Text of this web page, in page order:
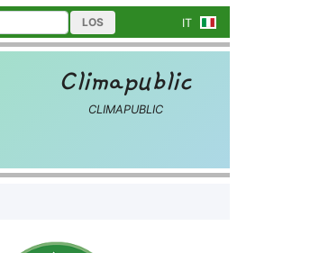
LOS IT
Climapublic
CLIMAPUBLIC